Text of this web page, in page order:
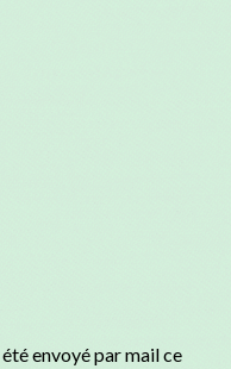
envoyé par mail ce